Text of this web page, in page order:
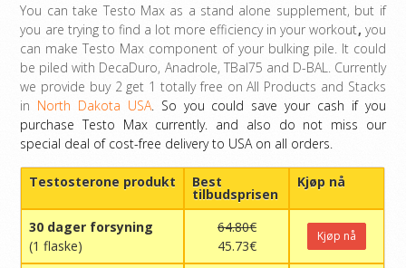
You can take Testo Max as a stand alone supplement, but if
you are trying to find a lot more efficiency in your workout, you
can make Testo Max component of your bulking pile. It could
be piled with DecaDuro, Anadrole, TBal75 and D-BAL. Currently
we provide buy 2 get 1 totally free on All Products and Stacks
in North Dakota USA. So you could save your cash if you
purchase Testo Max currently. and also do not miss our
special deal of cost-free delivery to USA on all orders.
Testosterone produkt Best
tilbudsprisen
Kjøp nå
30 dager forsyning
(1 flaske)
64.80€
45.73€
Kjøp nå